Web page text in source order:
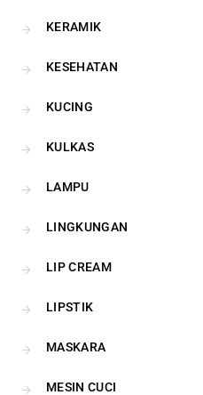
KERAMIK
KESEHATAN
KUCING
KULKAS
LAMPU
LINGKUNGAN
LIP CREAM
LIPSTIK
MASKARA
MESIN CUCI